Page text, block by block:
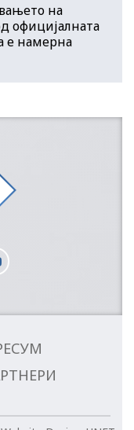
на
официјалната
е намерна